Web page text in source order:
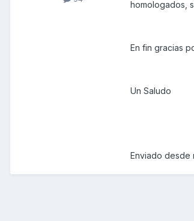
homologados,
En fin gracias
Un Saludo
Enviado desde